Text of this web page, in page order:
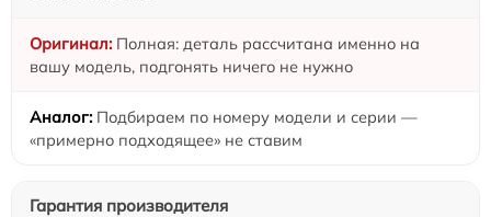
Полная: деталь рассчитана именно на
вашу модель, подгонять ничего не нужно
Подбираем по номеру модели и серии —
«примерно подходящее» не ставим
Гарантия производителя